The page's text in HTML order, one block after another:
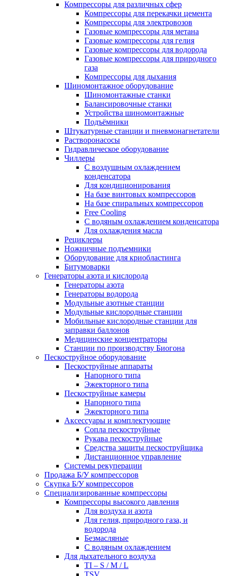
Компрессоры для различных сфер
Компрессоры для перекачки цемента
Компрессоры для электровозов
Газовые компрессоры для метана
Газовые компрессоры для гелия
Газовые компрессоры для водорода
Газовые компрессоры для природного
газа
Компрессоры для дыхания
Шиномонтажное оборудование
Шиномонтажные станки
Балансировочные станки
Устройства шиномонтажные
Подъёмники
Штукатурные станции и пневмонагнетатели
Растворонасосы
Гидравлическое оборудование
Чиллеры
С воздушным охлаждением
конденсатора
Для кондиционирования
На базе винтовых компрессоров
На базе спиральных компрессоров
Free Cooling
С водяным охлаждением конденсатора
Для охлаждения масла
Рециклеры
Ножничные подъемники
Оборудование для криобластинга
Битумоварки
Генераторы азота и кислорода
Генераторы азота
Генераторы водорода
Модульные азотные станции
Модульные кислородные станции
Мобильные кислородные станции для
заправки баллонов
Медицинские концентраторы
Станции по производству Биогона
Пескоструйное оборудование
Пескоструйные аппараты
Напорного типа
Эжекторного типа
Пескоструйные камеры
Напорного типа
Эжекторного типа
Аксессуары и комплектующие
Сопла пескоструйные
Рукава пескоструйные
Средства защиты пескоструйщика
Дистанционное управление
Системы рекуперации
Продажа Б/У компрессоров
Скупка Б/У компрессоров
Специализированные компрессоры
Компрессоры высокого давления
Для воздуха и азота
Для гелия, природного газа, и
водорода
Безмасляные
С водяным охлаждением
Для дыхательного воздуха
TI – S / M / L
TSV